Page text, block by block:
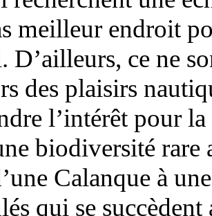
meilleur endroit
D’ailleurs, ce ne
des plaisirs
l’intérêt pour
biodiversité
Calanque à
qui se